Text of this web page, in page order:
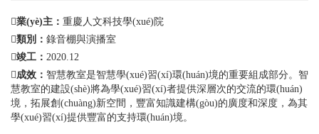
業(yè)主： 重慶人文科技學(xué)院
類別： 錄音棚與演播室
竣工： 2020.12
成效： 智慧教室是智慧學(xué)習(xí)環(huán)境的重要組成部分。智
慧教室的建設(shè)將為學(xué)習(xí)者提供深層次的交流的環(huán)
境，拓展創(chuàng)新空間，豐富知識建構(gòu)的廣度和深度，為其
學(xué)習(xí)提供豐富的支持環(huán)境。